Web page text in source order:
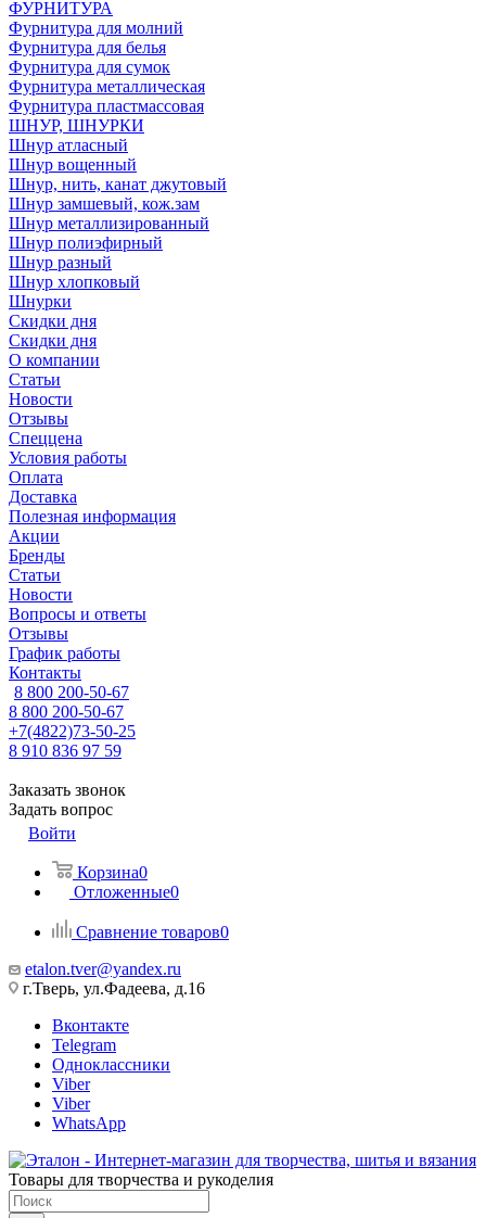
ФУРНИТУРА
Фурнитура для молний
Фурнитура для белья
Фурнитура для сумок
Фурнитура металлическая
Фурнитура пластмассовая
ШНУР, ШНУРКИ
Шнур атласный
Шнур вощенный
Шнур, нить, канат джутовый
Шнур замшевый, кож.зам
Шнур металлизированный
Шнур полиэфирный
Шнур разный
Шнур хлопковый
Шнурки
Скидки дня
Скидки дня
О компании
Статьи
Новости
Отзывы
Спеццена
Условия работы
Оплата
Доставка
Полезная информация
Акции
Бренды
Статьи
Новости
Вопросы и ответы
Отзывы
График работы
Контакты
8 800 200-50-67
8 800 200-50-67
+7(4822)73-50-25
8 910 836 97 59
Заказать звонок
Задать вопрос
Войти
Корзина0
Отложенные0
Сравнение товаров0
etalon.tver@yandex.ru
г.Тверь, ул.Фадеева, д.16
Вконтакте
Telegram
Одноклассники
Viber
Viber
WhatsApp
Товары для творчества и рукоделия